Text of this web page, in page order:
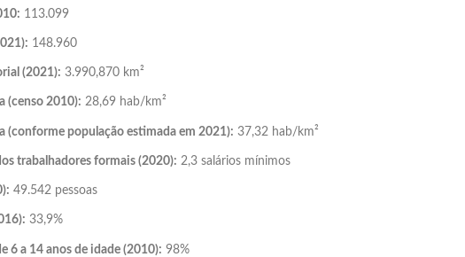
113.099
148.960
(2021): 3.990,870 km²
(censo 2010): 28,69 hab/km²
(conforme população estimada em 2021): 37,32 hab/km²
trabalhadores formais (2020): 2,3 salários mínimos
49.542 pessoas
33,9%
6 a 14 anos de idade (2010): 98%